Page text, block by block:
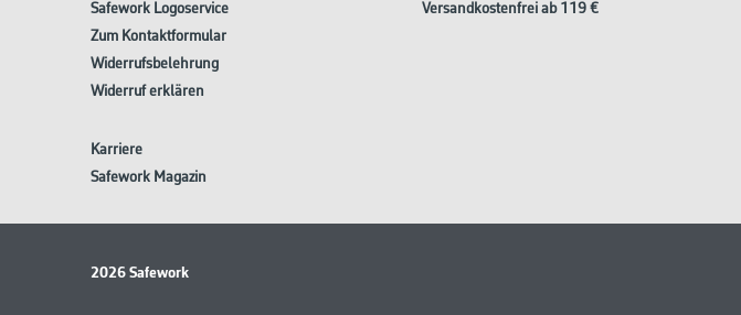
Safework Logoservice
Zum Kontaktformular
Widerrufsbelehrung
Widerruf erklären
Karriere
Safework Magazin
Versandkostenfrei ab 119 €
2026 Safework